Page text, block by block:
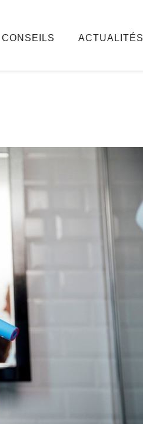
CONSEILS ACTUALITÉS